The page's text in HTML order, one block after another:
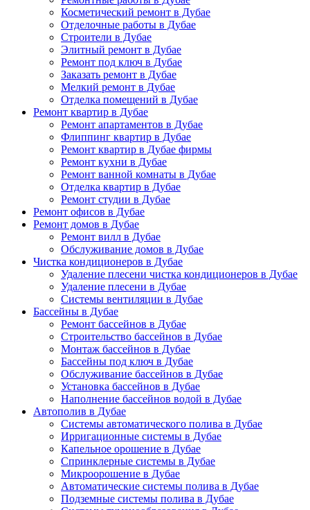
Косметический ремонт в Дубае
Отделочные работы в Дубае
Строители в Дубае
Элитный ремонт в Дубае
Ремонт под ключ в Дубае
Заказать ремонт в Дубае
Мелкий ремонт в Дубае
Отделка помещений в Дубае
Ремонт квартир в Дубае
Ремонт апартаментов в Дубае
Флиппинг квартир в Дубае
Ремонт квартир в Дубае фирмы
Ремонт кухни в Дубае
Ремонт ванной комнаты в Дубае
Отделка квартир в Дубае
Ремонт студии в Дубае
Ремонт офисов в Дубае
Ремонт домов в Дубае
Ремонт вилл в Дубае
Обслуживание домов в Дубае
Чистка кондиционеров в Дубае
Удаление плесени чистка кондиционеров в Дубае
Удаление плесени в Дубае
Системы вентиляции в Дубае
Бассейны в Дубае
Ремонт бассейнов в Дубае
Строительство бассейнов в Дубае
Монтаж бассейнов в Дубае
Бассейны под ключ в Дубае
Обслуживание бассейнов в Дубае
Установка бассейнов в Дубае
Наполнение бассейнов водой в Дубае
Автополив в Дубае
Системы автоматического полива в Дубае
Ирригационные системы в Дубае
Капельное орошение в Дубае
Спринклерные системы в Дубае
Микроорошение в Дубае
Автоматические системы полива в Дубае
Подземные системы полива в Дубае